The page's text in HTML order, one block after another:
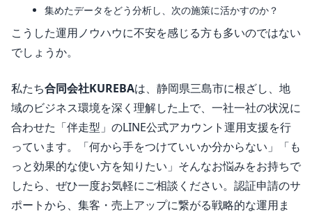
集めたデータをどう分析し、次の施策に活かすのか？
こうした運用ノウハウに不安を感じる方も多いのではない
でしょうか。
私たち合同会社KUREBAは、静岡県三島市に根ざし、地
域のビジネス環境を深く理解した上で、一社一社の状況に
合わせた「伴走型」のLINE公式アカウント運用支援を行
っています。「何から手をつけていいか分からない」「も
っと効果的な使い方を知りたい」そんなお悩みをお持ちで
したら、ぜひ一度お気軽にご相談ください。認証申請のサ
ポートから、集客・売上アップに繋がる戦略的な運用ま